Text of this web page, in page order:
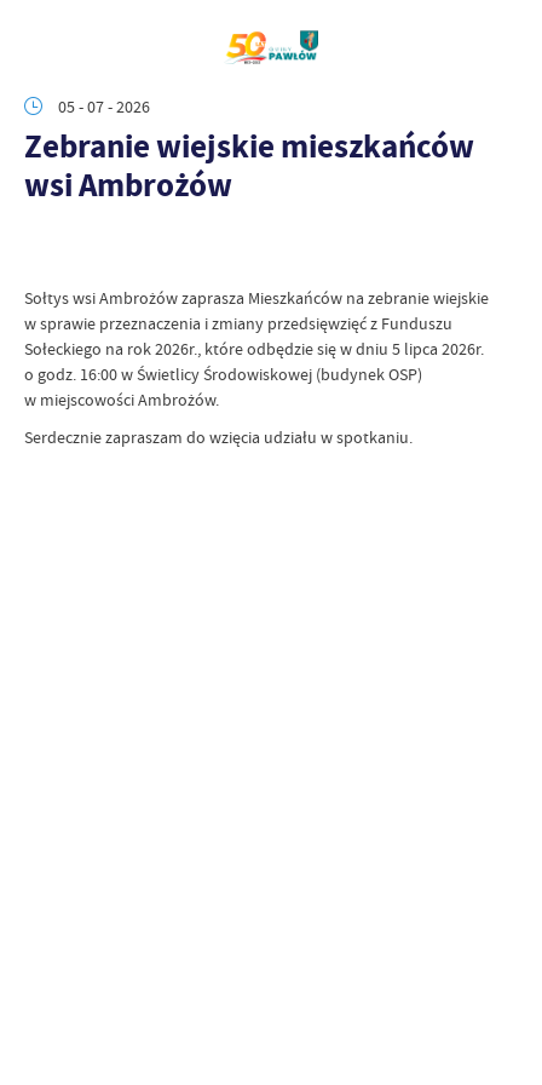
05 - 07 - 2026
Zebranie wiejskie mieszkańców
wsi Ambrożów
Sołtys wsi Ambrożów zaprasza Mieszkańców na zebranie wiejskie
w sprawie przeznaczenia i zmiany przedsięwzięć z Funduszu
Sołeckiego na rok 2026r., które odbędzie się w dniu 5 lipca 2026r.
o godz. 16:00 w Świetlicy Środowiskowej (budynek OSP)
w miejscowości Ambrożów.
Serdecznie zapraszam do wzięcia udziału w spotkaniu.